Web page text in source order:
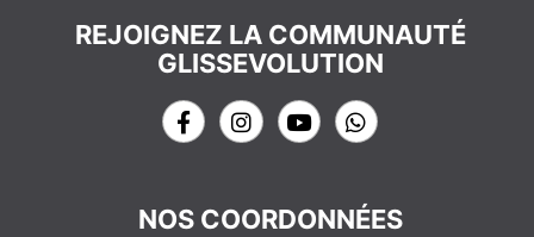
REJOIGNEZ LA COMMUNAUTÉ
GLISSEVOLUTION
NOS COORDONNÉES